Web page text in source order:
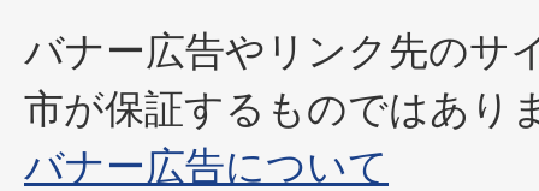
バナー広告やリンク先のサ
市が保証するものではあり
バナー広告について